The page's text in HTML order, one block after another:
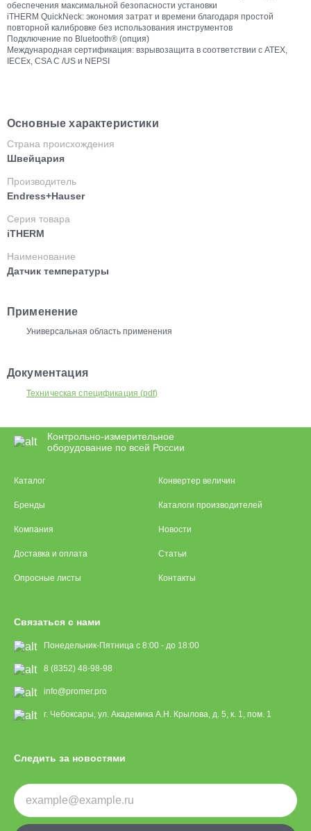
обеспечения максимальной безопасности установки
iTHERM QuickNeck: экономия затрат и времени благодаря простой
повторной калибровке без использования инструментов
Подключение по Bluetooth® (опция)
Международная сертификация: взрывозащита в соответствии с ATEX,
IECEx, CSA C /US и NEPSI
Основные характеристики
Страна происхождения
Швейцария
Производитель
Endress+Hauser
Серия товара
iTHERM
Наименование
Датчик температуры
Применение
Универсальная область применения
Документация
Техническая спецификация (pdf)
Контрольно-измерительное
оборудование по всей России
Каталог
Бренды
Компания
Доставка и оплата
Опросные листы
Конвертер величин
Каталоги производителей
Новости
Статьи
Контакты
Связаться с нами
Понедельник-Пятница с 8:00 - до 18:00
8 (8352) 48-98-98
info@promer.pro
г. Чебоксары, ул. Академика А.Н. Крылова, д. 5, к. 1, пом. 1
Следить за новостями